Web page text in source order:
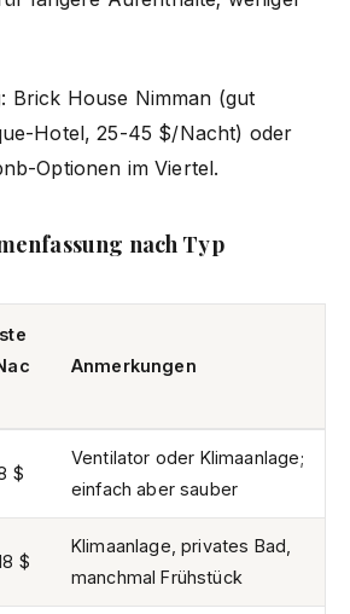
: Brick House Nimman (gut
Hotel, 25-45 $/Nacht) oder
Optionen im Viertel.
nach Typ
Anmerkungen
$
Ventilator oder Klimaanlage;
einfach aber sauber
$
Klimaanlage, privates Bad,
manchmal Frühstück